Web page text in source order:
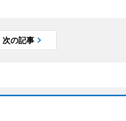
次の記事